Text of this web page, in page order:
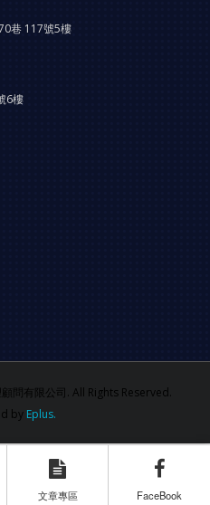
巷 117號5樓
6樓
問有限公司. All Rights Reserved.
by Eplus.
文章專區 FaceBook